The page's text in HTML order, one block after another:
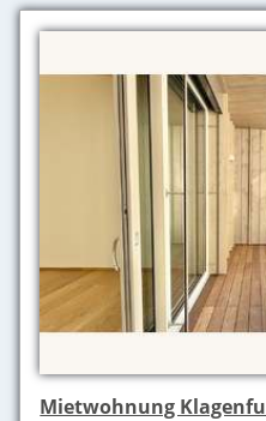
Mietwohnung